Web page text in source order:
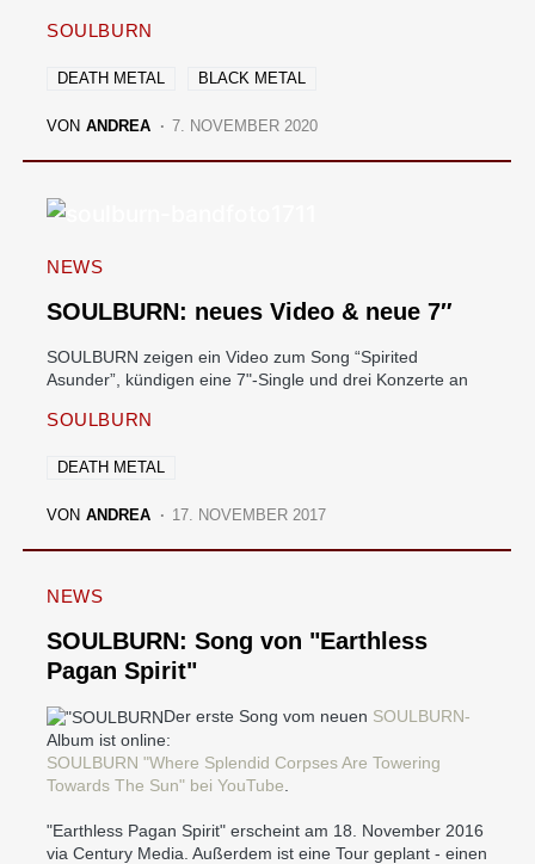
SOULBURN
DEATH METAL BLACK METAL
VON ANDREA 7. NOVEMBER 2020
NEWS
SOULBURN: neues Video & neue 7″
SOULBURN zeigen ein Video zum Song “Spirited
Asunder”, kündigen eine 7"-Single und drei Konzerte an
SOULBURN
DEATH METAL
VON ANDREA 17. NOVEMBER 2017
NEWS
SOULBURN: Song von "Earthless
Pagan Spirit"
Der erste Song vom neuen SOULBURN-
Album ist online:
SOULBURN "Where Splendid Corpses Are Towering
Towards The Sun" bei YouTube
"Earthless Pagan Spirit" erscheint am 18. November 2016
via Century Media. Außerdem ist eine Tour geplant - einen